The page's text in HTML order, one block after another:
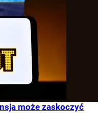
może zaskoczyć